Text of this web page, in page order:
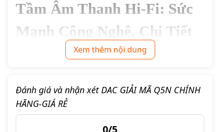
Tầm Âm Thanh Hi-Fi: Sức
Mạnh Công Nghệ, Chi Tiết
Vượt Trội Trong Tầm Giá
Tim" Giải Mã Đa Năng Cho Mọi Hệ
Thống Âm Thanh
Xem thêm nội dung
Đánh giá và nhận xét DAC GIẢI MÃ Q5N CHÍNH
HÃNG-GIÁ RẺ
0/5